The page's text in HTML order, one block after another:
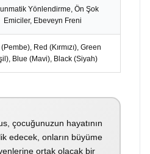
Yönlendirme, Ön Şok
Emiciler, Ebeveyn Freni
Red (Kırmızı), Green
Blue (Mavi), Black (Siyah)
çocuğunuzun hayatının
edecek, onların büyüme
ortak olacak bir